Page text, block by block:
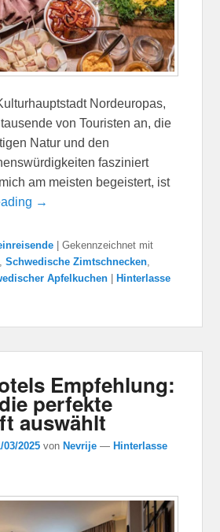
Nordeuropas,
von Touristen an, die
Natur und den
fasziniert
am meisten begeistert, ist
→
|Gekennzeichnet mit
,Schwedische Zimtschnecken
Apfelkuchen |Hinterlasse
Empfehlung:
perfekte
auswählt
03/2025 von Nevrije — Hinterlasse